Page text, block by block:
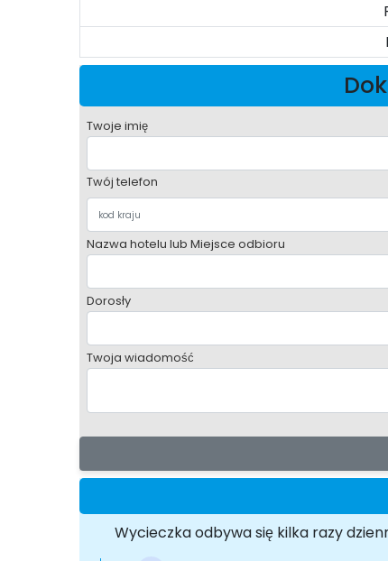
Twoje imię
Twój telefon
Nazwa hotelu lub Miejsce odbioru
Dorosły
Twoja wiadomość
Wycieczka odbywa się kilka razy